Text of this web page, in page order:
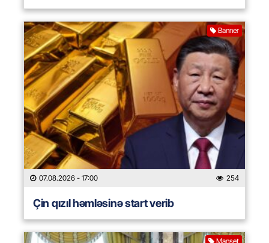
Banner
07.08.2026 - 17:00 254
Çin qızıl həmləsinə start verib
Manşet